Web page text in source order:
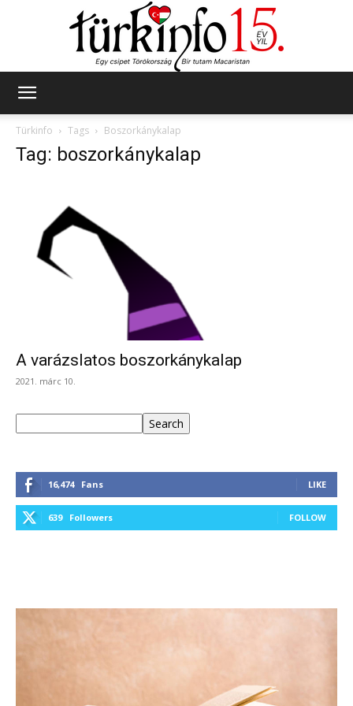
Türkinfo
Tags Boszorkánykalap
Tag: boszorkánykalap
A varázslatos boszorkánykalap
2021. márc 10.
Search
16,474 Fans LIKE
639 Followers FOLLOW